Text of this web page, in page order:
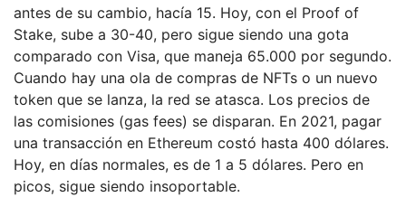
antes de su cambio, hacía 15. Hoy, con el Proof of
Stake, sube a 30-40, pero sigue siendo una gota
comparado con Visa, que maneja 65.000 por segundo.
Cuando hay una ola de compras de NFTs o un nuevo
token que se lanza, la red se atasca. Los precios de
las comisiones (gas fees) se disparan. En 2021, pagar
una transacción en Ethereum costó hasta 400 dólares.
Hoy, en días normales, es de 1 a 5 dólares. Pero en
picos, sigue siendo insoportable.